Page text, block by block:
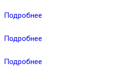
Подробнее
Подробнее
Подробнее